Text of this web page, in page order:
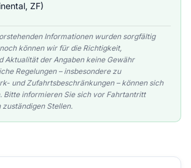
ZF)
Informationen wurden sorgfältig
können wir für die Richtigkeit,
Aktualität der Angaben keine Gewähr
Regelungen – insbesondere zu
und Zufahrtsbeschränkungen – können sich
Bitte informieren Sie sich vor Fahrtantritt
Stellen.